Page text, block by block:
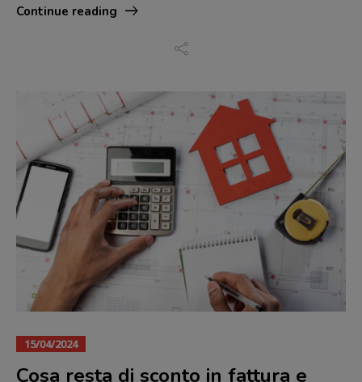
Continue reading
15/04/2024
Cosa resta di sconto in fattura e